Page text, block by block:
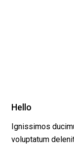
Hello
Ignissimos
voluptatum